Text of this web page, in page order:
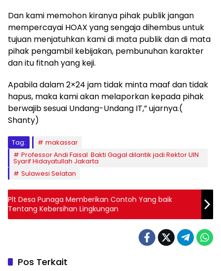
Dan kami memohon kiranya pihak publik jangan
mempercayai HOAX yang sengaja dihembus untuk
tujuan menjatuhkan kami di mata publik dan di mata
pihak pengambil kebijakan, pembunuhan karakter
dan itu fitnah yang keji.
Apabila dalam 2×24 jam tidak minta maaf dan tidak
hapus, maka kami akan melaporkan kepada pihak
berwajib sesuai Undang-Undang IT,” ujarnya.(
Shanty)
Tag:
makassar
Professor Andi Faisal Bakti Gagal dilantik jadi Rektor UIN
Syarif Hidayatullah Jakarta
Sulawesi Selatan
Plt Desa Punaga Memberikan Contoh Yang baik
Tentang Kebersihan Lingkungan
Pos Terkait